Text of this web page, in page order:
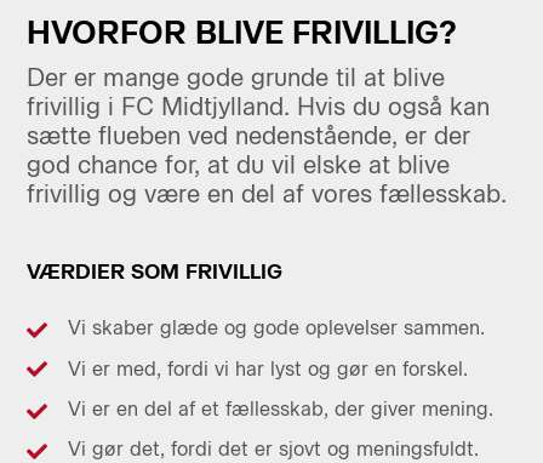
HVORFOR BLIVE FRIVILLIG?
Der er mange gode grunde til at blive
frivillig i FC Midtjylland. Hvis du også kan
sætte flueben ved nedenstående, er der
god chance for, at du vil elske at blive
frivillig og være en del af vores fællesskab.
VÆRDIER SOM FRIVILLIG
Vi skaber glæde og gode oplevelser sammen.
Vi er med, fordi vi har lyst og gør en forskel.
Vi er en del af et fællesskab, der giver mening.
Vi gør det, fordi det er sjovt og meningsfuldt.